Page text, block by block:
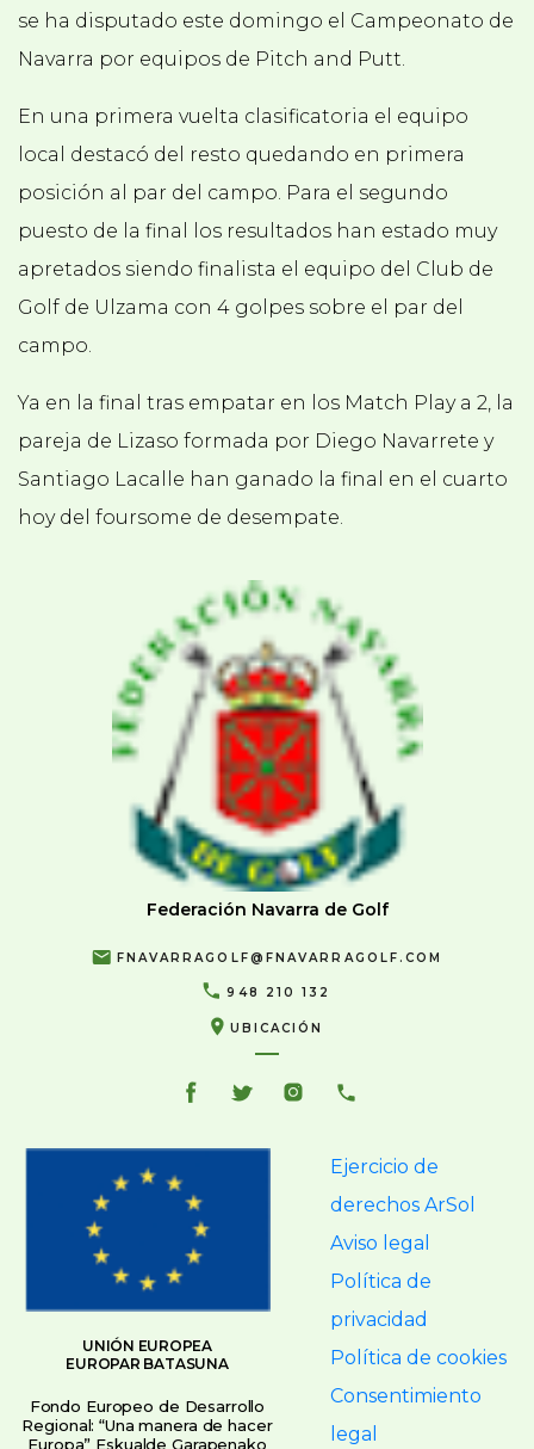
se ha disputado este domingo el Campeonato de
Navarra por equipos de Pitch and Putt.
En una primera vuelta clasificatoria el equipo
local destacó del resto quedando en primera
posición al par del campo. Para el segundo
puesto de la final los resultados han estado muy
apretados siendo finalista el equipo del Club de
Golf de Ulzama con 4 golpes sobre el par del
campo.
Ya en la final tras empatar en los Match Play a 2, la
pareja de Lizaso formada por Diego Navarrete y
Santiago Lacalle han ganado la final en el cuarto
hoy del foursome de desempate.
Federación Navarra de Golf
FNAVARRAGOLF@FNAVARRAGOLF.COM
948 210 132
UBICACIÓN
UNIÓN EUROPEA
EUROPAR BATASUNA
Fondo Europeo de Desarrollo
Regional: “Una manera de hacer
Europa” Eskualde Garapenako
Ejercicio de
derechos ArSol
Aviso legal
Política de
privacidad
Política de cookies
Consentimiento
legal